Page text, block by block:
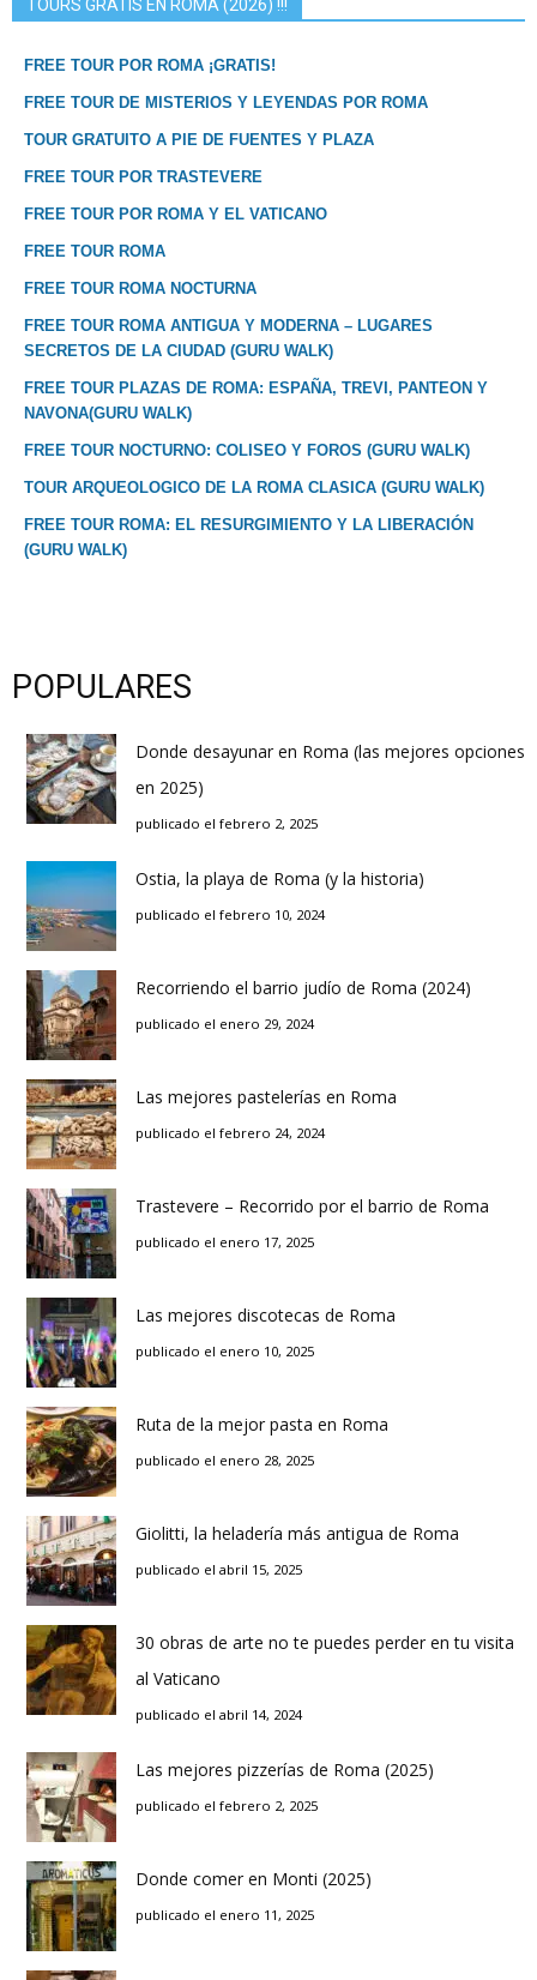
TOURS GRATIS EN ROMA (2026) !!!
FREE TOUR POR ROMA ¡GRATIS!
FREE TOUR DE MISTERIOS Y LEYENDAS POR ROMA
TOUR GRATUITO A PIE DE FUENTES Y PLAZA
FREE TOUR POR TRASTEVERE
FREE TOUR POR ROMA Y EL VATICANO
FREE TOUR ROMA
FREE TOUR ROMA NOCTURNA
FREE TOUR ROMA ANTIGUA Y MODERNA – LUGARES
SECRETOS DE LA CIUDAD (GURU WALK)
FREE TOUR PLAZAS DE ROMA: ESPAÑA, TREVI, PANTEON Y
NAVONA(GURU WALK)
FREE TOUR NOCTURNO: COLISEO Y FOROS (GURU WALK)
TOUR ARQUEOLOGICO DE LA ROMA CLASICA (GURU WALK)
FREE TOUR ROMA: EL RESURGIMIENTO Y LA LIBERACIÓN
(GURU WALK)
POPULARES
Donde desayunar en Roma (las mejores opciones
en 2025)
publicado el febrero 2, 2025
Ostia, la playa de Roma (y la historia)
publicado el febrero 10, 2024
Recorriendo el barrio judío de Roma (2024)
publicado el enero 29, 2024
Las mejores pastelerías en Roma
publicado el febrero 24, 2024
Trastevere – Recorrido por el barrio de Roma
publicado el enero 17, 2025
Las mejores discotecas de Roma
publicado el enero 10, 2025
Ruta de la mejor pasta en Roma
publicado el enero 28, 2025
Giolitti, la heladería más antigua de Roma
publicado el abril 15, 2025
30 obras de arte no te puedes perder en tu visita
al Vaticano
publicado el abril 14, 2024
Las mejores pizzerías de Roma (2025)
publicado el febrero 2, 2025
Donde comer en Monti (2025)
publicado el enero 11, 2025